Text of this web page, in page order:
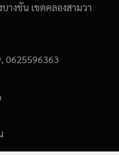
างชัน เขตคลองสามวา
0625596363